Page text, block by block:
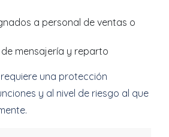
a personal de ventas o
mensajería y reparto
una protección
y al nivel de riesgo al que